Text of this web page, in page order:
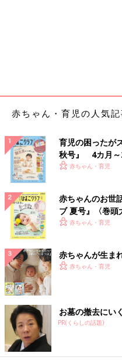
赤ちゃん・育児の人気
育児の困ったが
秋号』 4カ月～
いっぱい！
赤ちゃん・育児
赤ちゃんのお世
ブ 夏号』〈巻頭
く！ おっぱい・
赤ちゃん・育児
赤ちゃんが生ま
赤ちゃん・育児
お墓の撤去にい
PR(くらしの話題)